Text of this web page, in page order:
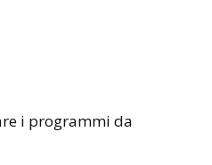
i programmi da